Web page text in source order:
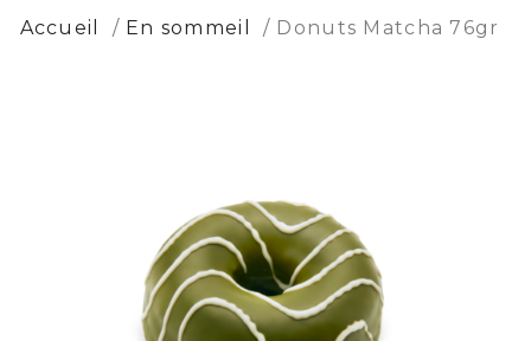
Accueil En sommeil Donuts Matcha 76gr